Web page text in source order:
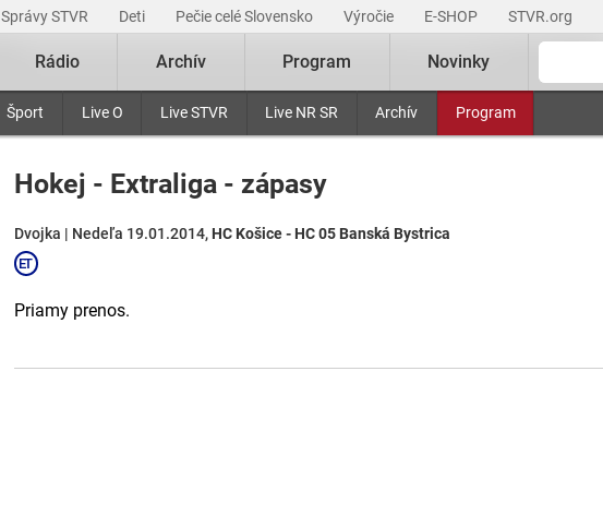
Správy STVR Deti Pečie celé Slovensko Výročie E-SHOP STVR.org
Šport Live O Live STVR Live NR SR Archív Program
Rádio Archív Program Novinky
Hokej - Extraliga - zápasy
Dvojka | Nedeľa 19.01.2014, HC Košice - HC 05 Banská Bystrica
Priamy prenos.